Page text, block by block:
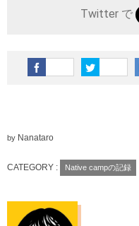
Twitter で
by Nanataro
CATEGORY : Native campの記録